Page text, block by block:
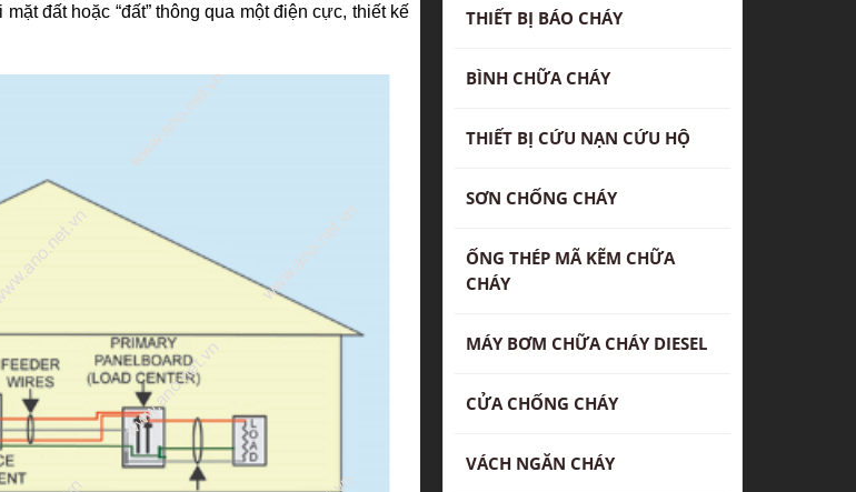
đất hoặc “đất” thông qua một điện cực, thiết kế
THIẾT BỊ BÁO CHÁY
BÌNH CHỮA CHÁY
THIẾT BỊ CỨU NẠN CỨU HỘ
SƠN CHỐNG CHÁY
ỐNG THÉP MÃ KẼM CHỮA
CHÁY
MÁY BƠM CHỮA CHÁY DIESEL
CỬA CHỐNG CHÁY
VÁCH NGĂN CHÁY